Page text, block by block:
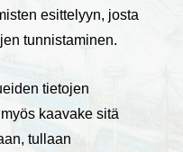
esittelyyn, josta
tunnistaminen.
tietojen
kaavake sitä
tullaan